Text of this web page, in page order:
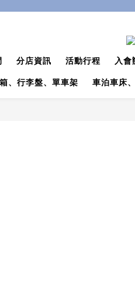
分店資訊 活動行程 入會
、行李盤、單車架 車泊車床